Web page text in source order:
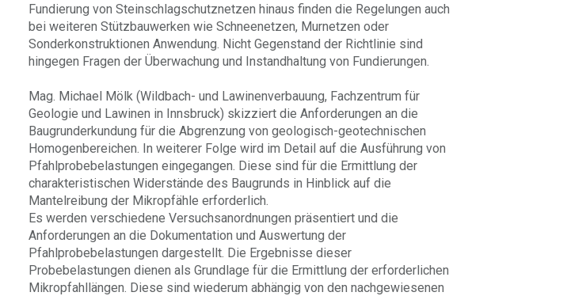
Fundierung von Steinschlagschutznetzen hinaus finden die Regelungen auch
bei weiteren Stützbauwerken wie Schneenetzen, Murnetzen oder
Sonderkonstruktionen Anwendung. Nicht Gegenstand der Richtlinie sind
hingegen Fragen der Überwachung und Instandhaltung von Fundierungen.
Mag. Michael Mölk (Wildbach- und Lawinenverbauung, Fachzentrum für
Geologie und Lawinen in Innsbruck) skizziert die Anforderungen an die
Baugrunderkundung für die Abgrenzung von geologisch-geotechnischen
Homogenbereichen. In weiterer Folge wird im Detail auf die Ausführung von
Pfahlprobebelastungen eingegangen. Diese sind für die Ermittlung der
charakteristischen Widerstände des Baugrunds in Hinblick auf die
Mantelreibung der Mikropfähle erforderlich.
Es werden verschiedene Versuchsanordnungen präsentiert und die
Anforderungen an die Dokumentation und Auswertung der
Pfahlprobebelastungen dargestellt. Die Ergebnisse dieser
Probebelastungen dienen als Grundlage für die Ermittlung der erforderlichen
Mikropfahllängen. Diese sind wiederum abhängig von den nachgewiesenen